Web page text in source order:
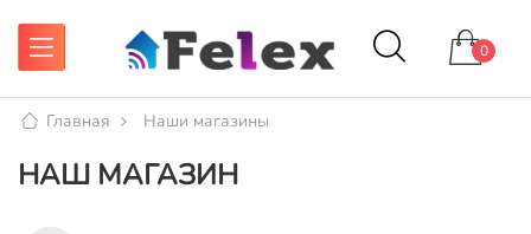
0
Главная Наши магазины
НАШ МАГАЗИН